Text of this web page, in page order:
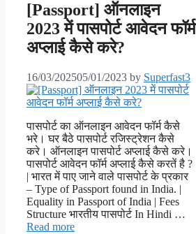
[Passport] ऑनलाइन
2023 में पासपोर्ट आवेदन फॉर्म
अप्लाई कैसे करे?
16/03/202505/01/2023 by Superfast3
पासपोर्ट का ऑनलाइन आवेदन फॉर्म कैसे
भरे। घर बैठे पासपोर्ट रजिस्ट्रेशन कैसे
करे। ऑनलाइन पासपोर्ट अप्लाई कैसे करे।
पासपोर्ट आवेदन फॉर्म अप्लाई कैसे करतें है ?
| भारत में पाए जाने वाले पासपोर्ट के प्रकार
– Type of Passport found in India. |
Equality in Passport of India | Fees
Structure भारतीय पासपोर्ट In Hindi …
Read more